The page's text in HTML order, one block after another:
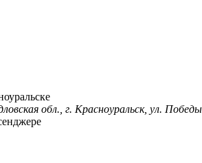
обл., г. Красноуральск, ул.